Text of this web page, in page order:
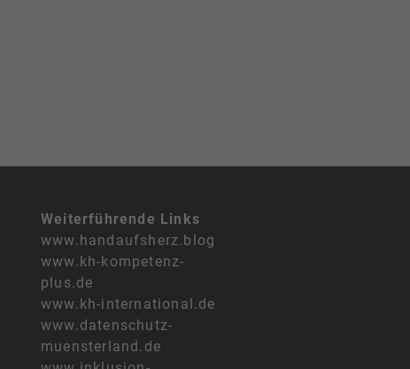
Weiterführende Links
www.handaufsherz.blog
www.kh-kompetenz-
plus.de
www.kh-international.de
www.datenschutz-
muensterland.de